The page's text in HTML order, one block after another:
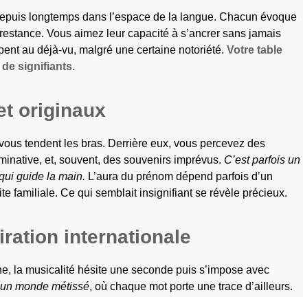
longtemps dans l’espace de la langue. Chacun évoque
Vous aimez leur capacité à s’ancrer sans jamais
au déjà-vu, malgré une certaine notoriété. Votre table
de signifiants.
originaux
tendent les bras. Derrière eux, vous percevez des
et, souvent, des souvenirs imprévus. C’est parfois un
guide la main. L’aura du prénom dépend parfois d’un
familiale. Ce qui semblait insignifiant se révèle précieux.
internationale
la musicalité hésite une seconde puis s’impose avec
monde métissé, où chaque mot porte une trace d’ailleurs.